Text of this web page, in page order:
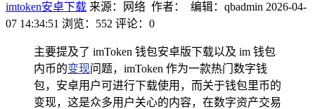
imtoken安卓下载 来源：网络 作者： 编辑：qbadmin 2026-04-
07 14:34:51 浏览：552 评论：0
主要提及了 imToken 钱包安卓版下载以及 im 钱包
内币的变现问题，imToken 作为一款热门数字钱
包，安卓用户可进行下载使用，而关于钱包里币的
变现，这是众多用户关心的内容，在数字资产交易